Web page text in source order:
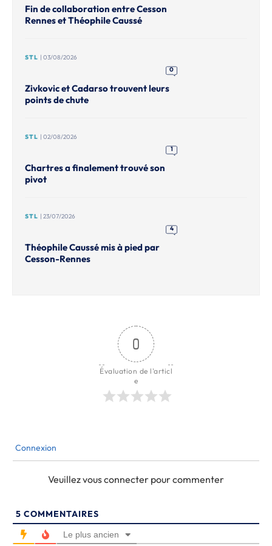
Fin de collaboration entre Cesson
Rennes et Théophile Caussé
STL | 03/08/2026
0
Zivkovic et Cadarso trouvent leurs
points de chute
STL | 02/08/2026
1
Chartres a finalement trouvé son
pivot
STL | 23/07/2026
4
Théophile Caussé mis à pied par
Cesson-Rennes
0
Évaluation de l'articl
e
Connexion
Veuillez vous connecter pour commenter
5 COMMENTAIRES
Le plus ancien